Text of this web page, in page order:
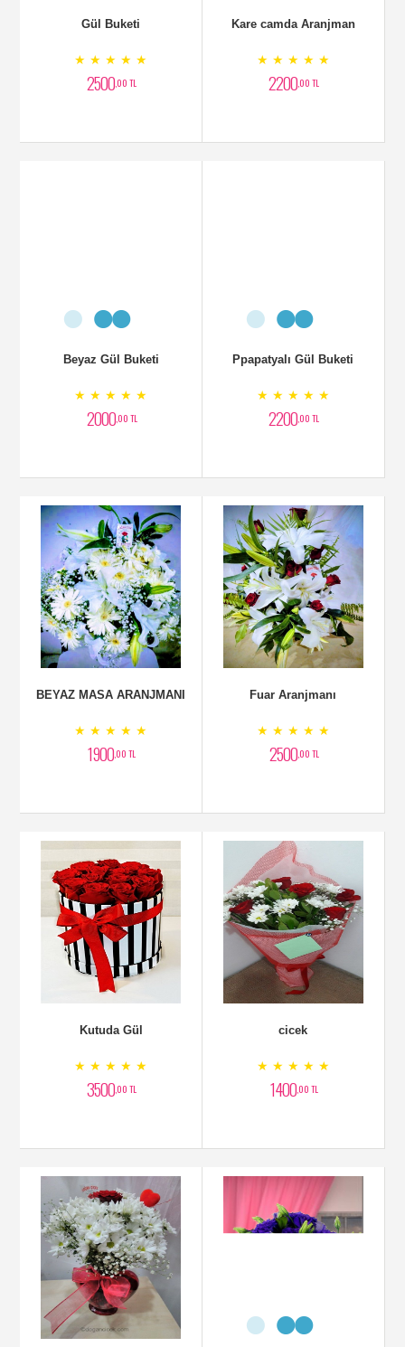
Gül Buketi
★ ★ ★ ★ ★
2500,00 TL
Kare camda Aranjman
★ ★ ★ ★ ★
2200,00 TL
Beyaz Gül Buketi
★ ★ ★ ★ ★
2000,00 TL
Ppapatyalı Gül Buketi
★ ★ ★ ★ ★
2200,00 TL
BEYAZ MASA ARANJMANI
★ ★ ★ ★ ★
1900,00 TL
Fuar Aranjmanı
★ ★ ★ ★ ★
2500,00 TL
Kutuda Gül
★ ★ ★ ★ ★
3500,00 TL
cicek
★ ★ ★ ★ ★
1400,00 TL